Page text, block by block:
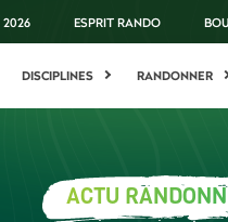
2026 ESPRIT RANDO
DISCIPLINES RANDONNER
ACTU